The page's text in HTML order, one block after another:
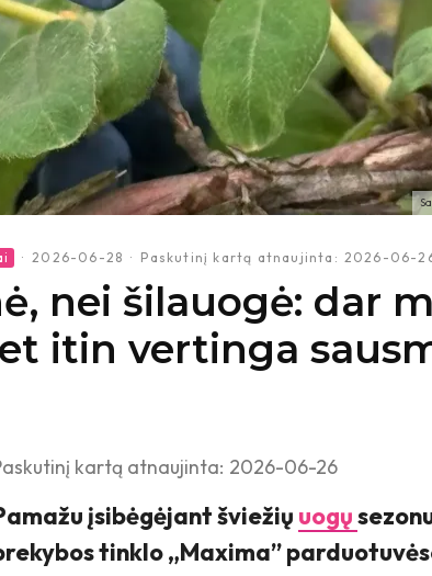
· 2026-06-28 · Paskutinį kartą atnaujinta: 2026-06-
nei šilauogė: dar
itin vertinga
kartą atnaujinta: 2026-06-26
įsibėgėjant šviežių uogų
tinklo „Maxima”